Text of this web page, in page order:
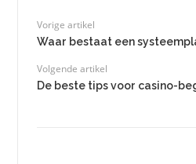
Vorige artikel
Waar bestaat een
Volgende artikel
De beste tips voor casino-